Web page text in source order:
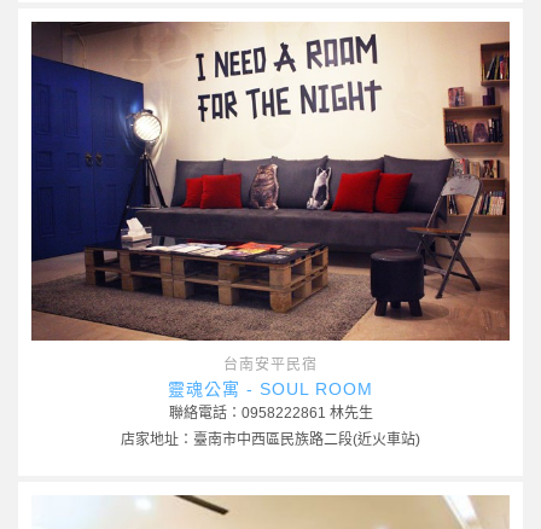
台南安平民宿
靈魂公寓 - SOUL ROOM
聯絡電話：0958222861 林先生
店家地址：臺南市中西區民族路二段(近火車站)